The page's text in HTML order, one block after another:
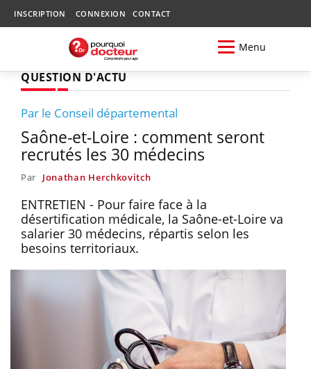
INSCRIPTION CONNEXION CONTACT
Menu
QUESTION D'ACTU
Par le Conseil départemental
Saône-et-Loire : comment seront
recrutés les 30 médecins
Par Jonathan Herchkovitch
ENTRETIEN - Pour faire face à la
désertification médicale, la Saône-et-Loire va
salarier 30 médecins, répartis selon les
besoins territoriaux.